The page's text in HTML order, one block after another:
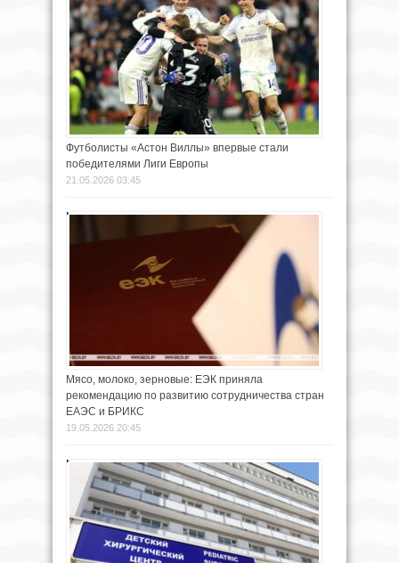
Футболисты «Астон Виллы» впервые стали
победителями Лиги Европы
21.05.2026 03:45
Мясо, молоко, зерновые: ЕЭК приняла
рекомендацию по развитию сотрудничества стран
ЕАЭС и БРИКС
19.05.2026 20:45